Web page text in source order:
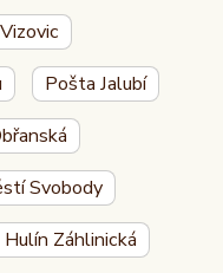
Pošta Jalubí
Svobody
Záhlinická